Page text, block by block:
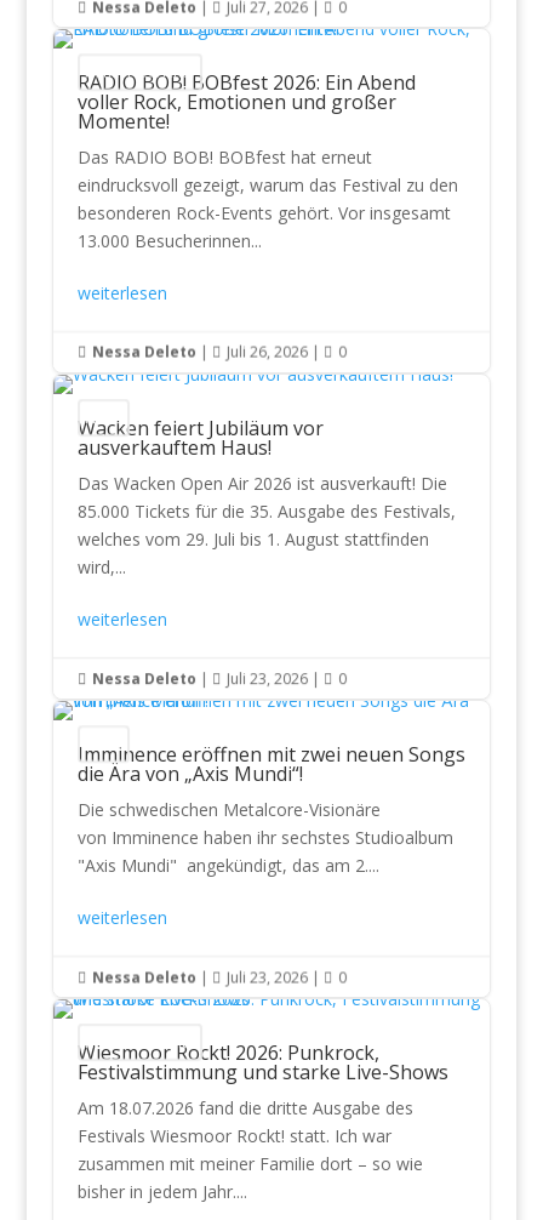
 Nessa Deleto |  Juli 27, 2026|  0
Konzertberichte
RADIO BOB! BOBfest 2026: Ein Abend
voller Rock, Emotionen und großer
Momente!
Das RADIO BOB! BOBfest hat erneut
eindrucksvoll gezeigt, warum das Festival zu den
besonderen Rock-Events gehört. Vor insgesamt
13.000 Besucherinnen...
weiterlesen
 Nessa Deleto |  Juli 26, 2026|  0
News
Wacken feiert Jubiläum vor
ausverkauftem Haus!
Das Wacken Open Air 2026 ist ausverkauft! Die
85.000 Tickets für die 35. Ausgabe des Festivals,
welches vom 29. Juli bis 1. August stattfinden
wird,...
weiterlesen
 Nessa Deleto |  Juli 23, 2026|  0
News
Imminence eröffnen mit zwei neuen Songs
die Ära von „Axis Mundi“!
Die schwedischen Metalcore-Visionäre
von Imminence haben ihr sechstes Studioalbum
"Axis Mundi" angekündigt, das am 2....
weiterlesen
 Nessa Deleto |  Juli 23, 2026|  0
Konzertberichte
Wiesmoor Rockt! 2026: Punkrock,
Festivalstimmung und starke Live-Shows
Am 18.07.2026 fand die dritte Ausgabe des
Festivals Wiesmoor Rockt! statt. Ich war
zusammen mit meiner Familie dort – so wie
bisher in jedem Jahr....